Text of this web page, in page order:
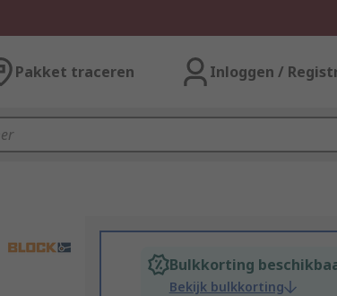
Pakket traceren Inloggen /
Bulkkorting
Bekijk bulkkorting